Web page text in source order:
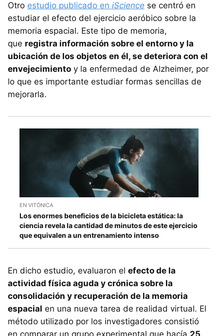
Otro estudio publicado en iScience se centró en
estudiar el efecto del ejercicio aeróbico sobre la
memoria espacial. Este tipo de memoria,
que registra información sobre el entorno y la
ubicación de los objetos en él, se deteriora con el
envejecimiento y la enfermedad de Alzheimer, por
lo que es importante estudiar formas sencillas de
mejorarla.
EN VITÓNICA
Los enormes beneficios de la bicicleta estática: la
ciencia revela la cantidad de minutos de este ejercicio
que equivalen a un entrenamiento intenso
En dicho estudio, evaluaron el efecto de la
actividad física aguda y crónica sobre la
consolidación y recuperación de la memoria
espacial en una nueva tarea de realidad virtual. El
método utilizado por los investigadores consistió
en comparar un grupo experimental que hacía 25